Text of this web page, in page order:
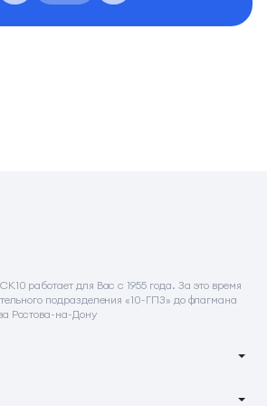
работает для Вас с 1955 года. За это время
подразделения «10-ГПЗ» до флагмана
Ростова-на-Дону